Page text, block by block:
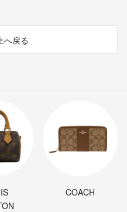
へ戻る
COACH